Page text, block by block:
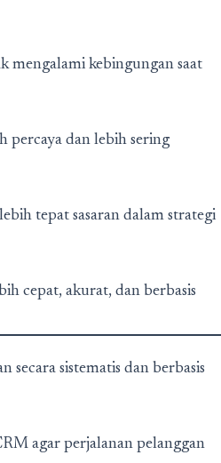
mengalami kebingungan saat
percaya dan lebih sering
tepat sasaran dalam strategi
cepat, akurat, dan berbasis
sistematis dan berbasis
agar perjalanan pelanggan